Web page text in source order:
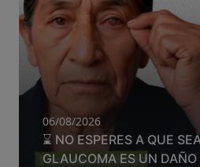
06/08/2026
⌛ NO ESPERES A QUE
GLAUCOMA ES UN DAÑO